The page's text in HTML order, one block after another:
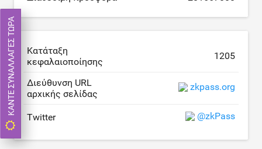
Κατάταξη
κεφαλαιοποίησης
1205
Διεύθυνση URL
αρχικής σελίδας
zkpass.org
Twitter @zkPass
ΚΆΝΤΕ ΣΥΝΑΛΛΑΓΈΣ ΤΏΡΑ